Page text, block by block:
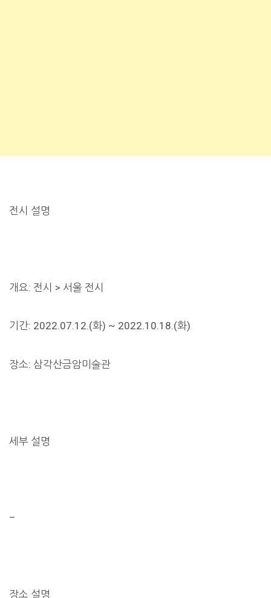
전시 설명
개요: 전시 > 서울 전시
기간: 2022.07.12.(화) ~ 2022.10.18.(화)
장소: 삼각산금암미술관
세부 설명
–
장소 설명